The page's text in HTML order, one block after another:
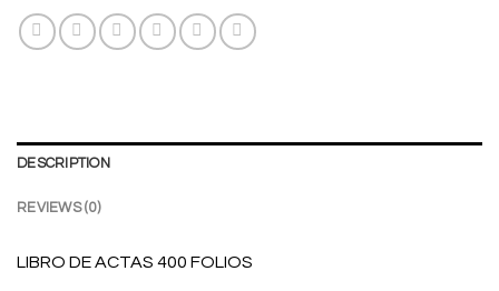
DESCRIPTION
REVIEWS (0)
LIBRO DE ACTAS 400 FOLIOS